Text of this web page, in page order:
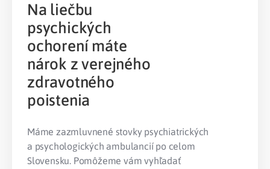
Na liečbu
psychických
ochorení máte
nárok z verejného
zdravotného
poistenia
Máme zazmluvnené stovky psychiatrických
a psychologických ambulancií po celom
Slovensku. Pomôžeme vám vyhľadať